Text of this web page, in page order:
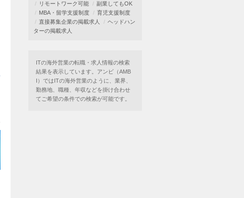
リモートワーク可能
副業してもOK
MBA・留学支援制度
育児支援制度
直接募集企業の掲載求人
ヘッドハン
ターの掲載求人
ITの海外営業の転職・求人情報の検索
結果を表示しています。アンビ（AMB
I）ではITの海外営業のように、業界、
勤務地、職種、年収などを掛け合わせ
てご希望の条件での検索が可能です。